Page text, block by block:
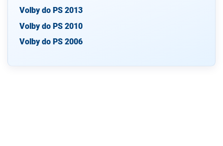
Volby do PS 2013
Volby do PS 2010
Volby do PS 2006